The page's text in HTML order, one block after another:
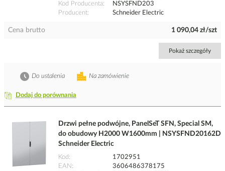
Kod Producenta
NSYSFND203
Producent
Schneider Electric
Cena brutto 1 090,04 zł/szt
Pokaż szczegóły
Dodaj do porównania
Na zamówienie
Do ustalenia
Drzwi pełne podwójne, PanelSeT SFN, Special SM,
do obudowy H2000 W1600mm | NSYSFND20162D
Schneider Electric
Kod
1702951
EAN
3606486378175